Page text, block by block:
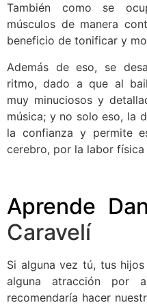
También como se
músculos de manera
beneficio de tonificar y
Además de eso, se
ritmo, dado a que al
muy minuciosos y
música; y no solo eso, la
la confianza y permite
cerebro, por la labor
Aprende
Caravelí
Si alguna vez tú, tus
alguna atracción por
recomendaría hacer